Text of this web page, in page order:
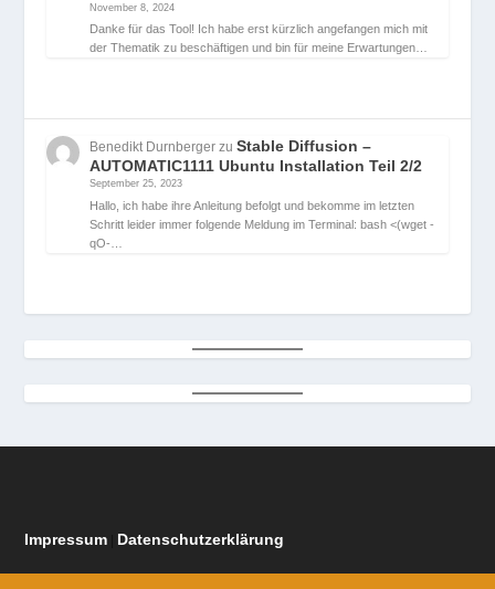
November 8, 2024
Danke für das Tool! Ich habe erst kürzlich angefangen mich mit
der Thematik zu beschäftigen und bin für meine Erwartungen…
Benedikt Durnberger zuStable Diffusion –
AUTOMATIC1111 Ubuntu Installation Teil 2/2
September 25, 2023
Hallo, ich habe ihre Anleitung befolgt und bekomme im letzten
Schritt leider immer folgende Meldung im Terminal: bash <(wget -
qO-…
Impressum Datenschutzerklärung